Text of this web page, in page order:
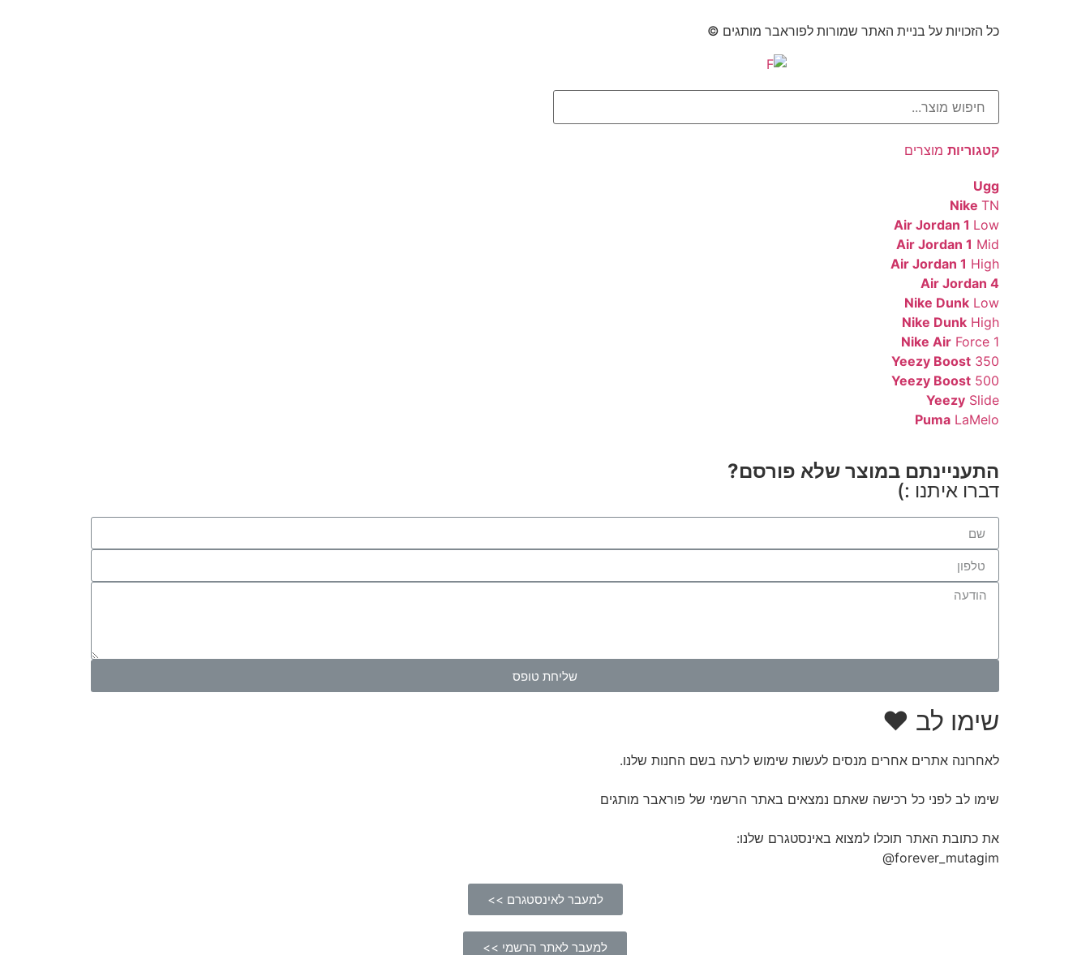
כל הזכויות על בניית האתר שמורות לפוראבר מותגים ©
קטגוריות מוצרים
Ugg
Nike TN
Air Jordan 1 Low
Air Jordan 1 Mid
Air Jordan 1 High
Air Jordan 4
Nike Dunk Low
Nike Dunk High
Nike Air Force 1
Yeezy Boost 350
Yeezy Boost 500
Yeezy Slide
Puma LaMelo
התעניינתם במוצר שלא פורסם?
דברו איתנו :)
שליחת טופס
שימו לב ♥
לאחרונה אתרים אחרים מנסים לעשות שימוש לרעה בשם החנות שלנו.
שימו לב לפני כל רכישה שאתם נמצאים באתר הרשמי של פוראבר מותגים
את כתובת האתר תוכלו למצוא באינסטגרם שלנו:
forever_mutagim@
למעבר לאינסטגרם >>
למעבר לאתר הרשמי >>